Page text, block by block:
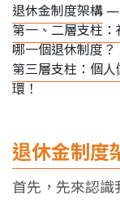
退休金制度架構
第一、二層支柱
哪一個退休制度？
第三層支柱：個
環！
退休金制度
首先，先來認識